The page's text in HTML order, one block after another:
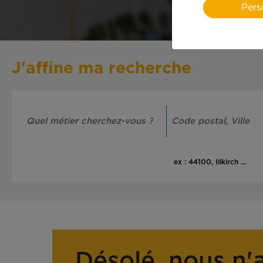
J'affine ma recherche
ex : 44100, Illkirch ...